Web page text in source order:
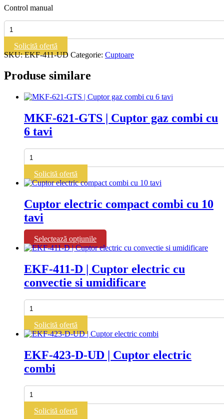
Control manual
Cantitate
EKF-
411-
UD
|
electric
Solicită ofertă
SKU:EKF-411-UD Categorie: Cuptoare
Produse similare
MKF-621-GTS | Cuptor gaz combi cu
6 tavi
Cantitate
MKF-
621-
GTS
|
gaz
combi
cu
6
tavi
Solicită ofertă
Cuptor electric compact combi cu 10
tavi
Selectează opțiunile
produs
mai
multe
variații.
pot
alese
pagina
EKF-411-D | Cuptor electric cu
convectie si umidificare
Cantitate
EKF-
411-
D
|
electric
cu
convectie
si
umidificare
Solicită ofertă
EKF-423-D-UD | Cuptor electric
combi
Cantitate
EKF-
423-Solicită ofertă